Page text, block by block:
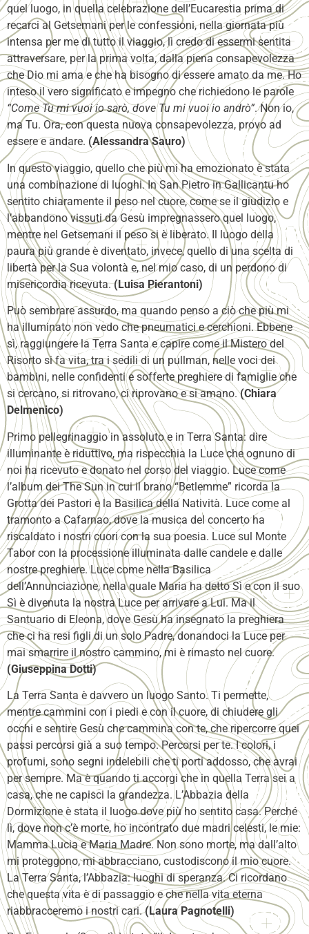
quel luogo, in quella celebrazione dell’Eucarestia prima di
recarci al Getsemani per le confessioni, nella giornata più
intensa per me di tutto il viaggio, lì credo di essermi sentita
attraversare, per la prima volta, dalla piena consapevolezza
che Dio mi ama e che ha bisogno di essere amato da me. Ho
inteso il vero significato e impegno che richiedono le parole
“Come Tu mi vuoi io sarò, dove Tu mi vuoi io andrò”. Non io,
ma Tu. Ora, con questa nuova consapevolezza, provo ad
essere e andare. (Alessandra Sauro)
In questo viaggio, quello che più mi ha emozionato è stata
una combinazione di luoghi. In San Pietro in Gallicantu ho
sentito chiaramente il peso nel cuore, come se il giudizio e
l’abbandono vissuti da Gesù impregnassero quel luogo,
mentre nel Getsemani il peso si è liberato. Il luogo della
paura più grande è diventato, invece, quello di una scelta di
libertà per la Sua volontà e, nel mio caso, di un perdono di
misericordia ricevuta.(Luisa Pierantoni)
Può sembrare assurdo, ma quando penso a ciò che più mi
ha illuminato non vedo che pneumatici e cerchioni. Ebbene
sì, raggiungere la Terra Santa e capire come il Mistero del
Risorto si fa vita, tra i sedili di un pullman, nelle voci dei
bambini, nelle confidenti e sofferte preghiere di famiglie che
si cercano, si ritrovano, ci riprovano e si amano.(Chiara
Delmenico)
Primo pellegrinaggio in assoluto e in Terra Santa: dire
illuminante è riduttivo, ma rispecchia la Luce che ognuno di
noi ha ricevuto e donato nel corso del viaggio. Luce come
l’album dei The Sun in cui il brano “Betlemme” ricorda la
Grotta dei Pastori e la Basilica della Natività. Luce come al
tramonto a Cafarnao, dove la musica del concerto ha
riscaldato i nostri cuori con la sua poesia. Luce sul Monte
Tabor con la processione illuminata dalle candele e dalle
nostre preghiere. Luce come nella Basilica
dell’Annunciazione, nella quale Maria ha detto Sì e con il suo
Sì è divenuta la nostra Luce per arrivare a Lui. Ma il
Santuario di Eleona, dove Gesù ha insegnato la preghiera
che ci ha resi figli di un solo Padre, donandoci la Luce per
mai smarrire il nostro cammino, mi è rimasto nel cuore.
(Giuseppina Dotti)
La Terra Santa è davvero un luogo Santo. Ti permette,
mentre cammini con i piedi e con il cuore, di chiudere gli
occhi e sentire Gesù che cammina con te, che ripercorre quei
passi percorsi già a suo tempo. Percorsi per te. I colori, i
profumi, sono segni indelebili che ti porti addosso, che avrai
per sempre. Ma è quando ti accorgi che in quella Terra sei a
casa, che ne capisci la grandezza. L’Abbazia della
Dormizione è stata il luogo dove più ho sentito casa. Perché
lì, dove non c’è morte, ho incontrato due madri celesti, le mie:
Mamma Lucia e Maria Madre. Non sono morte, ma dall’alto
mi proteggono, mi abbracciano, custodiscono il mio cuore.
La Terra Santa, l’Abbazia: luoghi di speranza. Ci ricordano
che questa vita è di passaggio e che nella vita eterna
riabbracceremo i nostri cari.(Laura Pagnotelli)